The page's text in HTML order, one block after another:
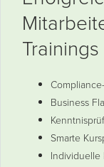
Trainings
Business
Smarte
Individuelle